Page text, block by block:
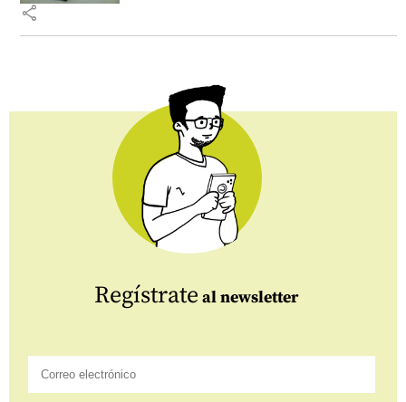
share
Regístrate al newsletter